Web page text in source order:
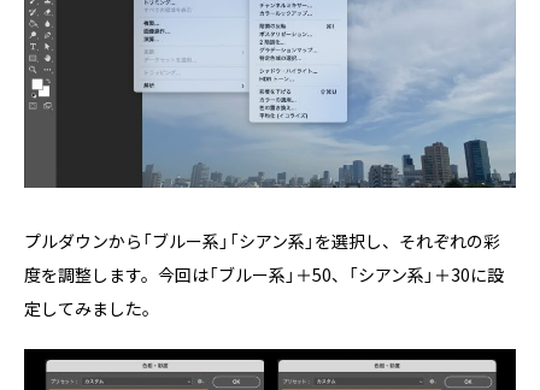
プルダウンから「ブルー系」「シアン系」を選択し、それぞれの彩
度を調整します。今回は「ブルー系」＋50、「シアン系」＋30に設
定してみました。